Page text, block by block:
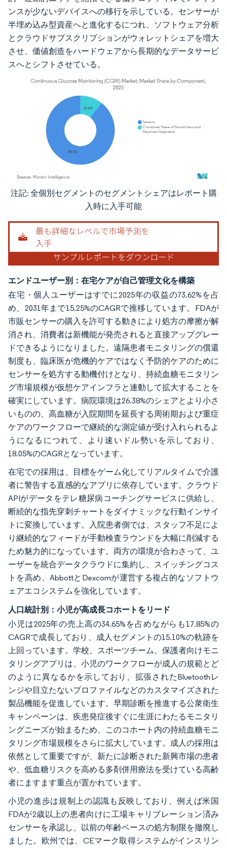
ンスが少ないデバイスへの移行を示している。センサーが
半埋め込み型資産へと進化するにつれ、ソフトウェア分析
とクラウドサブスクリプションがウォレットシェアを増大
させ、価値創造をハードウェアから長期的なデータサービ
スへとシフトさせている。
画像 © Mordor Intelligence。再利用にはCC BY 4.0の表示が必要です。
注記: 全個別セグメントのセグメントシェアはレポート購
入時に入手可能
エンドユーザー別：在宅ケアが自己管理文化を構築
在宅・個人ユーザーはすでに2025年の収益の73.62%を占
め、2031年まで15.25%のCAGRで推移しています。FDAが
市販センサーの購入を許可する動きにより処方の摩擦が解
消され、消費者は新機能が発売されると直接アップグレー
ドできるようになりました。遠隔患者モニタリングの償還
制度も、臨床医が危機的ケアではなく予防的ケアのために
センサーを処方する動機付けとなり、持続血糖モニタリン
グ市場規模が仮想ケアインフラと連動して拡大することを
確実にしています。病院環境は26.38%のシェアとより小さ
いものの、高血糖が入院期間を延長する周術期および重症
ケアのワークフローで継続的な測定値が受け入れられるよ
うになるにつれて、より速いドル勢いを示しており、
18.05%のCAGRとなっています。
在宅での採用は、目標をゲーム化してリアルタイムで介護
者に警告する直感的なアプリに依存しています。クラウド
APIがデータをテレ糖尿病コーチングサービスに供給し、
断続的な指先穿刺チャートをダイナミックな行動インサイ
トに変換しています。入院患者側では、スタッフ不足によ
り継続的なフィードが手動検査ラウンドを大幅に削減する
ため魅力的になっています。両方の環境が合わさって、ユ
ーザーを統合データクラウドに集約し、スイッチングコス
トを高め、AbbottとDexcomが運営する複占的なソフトウ
ェアエコシステムを強化しています。
人口統計別：小児が高成長コホートをリード
小児は2025年の売上高の34.65%を占めながらも17.85%の
CAGRで成長しており、成人セグメントの15.10%の軌跡を
上回っています。学校、スポーツチーム、保護者向けモニ
タリングアプリは、小児のワークフローが成人の規範とど
のように異なるかを示しており、拡張されたBluetoothレ
ンジや目立たないプロファイルなどのカスタマイズされた
製品機能を促進しています。早期診断を推進する公衆衛生
キャンペーンは、疾患発症後すぐに生涯にわたるモニタリ
ングニーズが始まるため、このコホート内の持続血糖モニ
タリング市場規模をさらに拡大しています。成人の採用は
依然として重要ですが、新たに診断された新興市場の患者
や、低血糖リスクを高める多剤併用療法を受けている高齢
者にますます重点が置かれています。
小児の進歩は規制上の認識も反映しており、例えば米国
FDAが2歳以上の患者向けに工場キャリブレーション済み
センサーを承認し、以前の年齢ベースの処方制限を撤廃し
ました。欧州では、CEマーク取得システムがインスリン